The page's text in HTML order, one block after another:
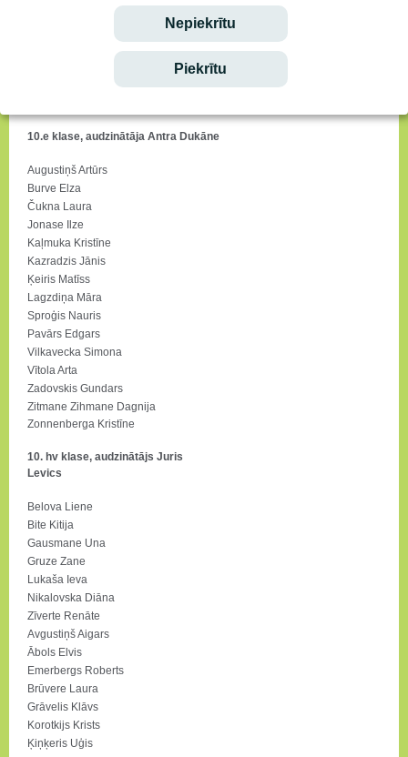
Nepiekrītu
Piekrītu
10.e klase, audzinātāja Antra Dukāne
Augustiņš Artūrs
Burve Elza
Čukna Laura
Jonase Ilze
Kaļmuka Kristīne
Kazradzis Jānis
Ķeiris Matīss
Lagzdiņa Māra
Sproģis Nauris
Pavārs Edgars
Vilkavecka Simona
Vītola Arta
Zadovskis Gundars
Zitmane Zihmane Dagnija
Zonnenberga Kristīne
10. hv klase, audzinātājs Juris
Levics
Belova Liene
Bite Kitija
Gausmane Una
Gruze Zane
Lukaša Ieva
Nikalovska Diāna
Zīverte Renāte
Avgustiņš Aigars
Ābols Elvis
Emerbergs Roberts
Brūvere Laura
Grāvelis Klāvs
Korotkijs Krists
Ķiņķeris Uģis